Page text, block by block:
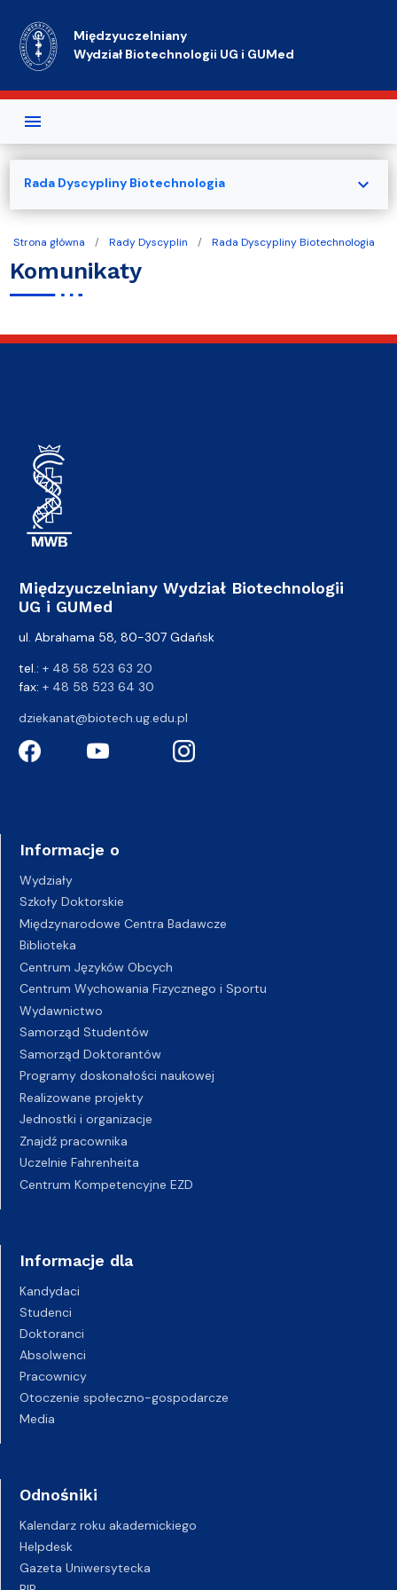
Międzyuczelniany
Wydział Biotechnologii UG i GUMed
Strona główna Rady Dyscyplin Rada Dyscypliny Biotechnologia
Komunikaty
Rada Dyscypliny Biotechnologia expand_more
Międzyuczelniany Wydział Biotechnologii
UG i GUMed
ul. Abrahama 58, 80-307 Gdańsk
tel.: + 48 58 523 63 20
fax: + 48 58 523 64 30
dziekanat@biotech.ug.edu.pl
Informacje o
Wydziały
Szkoły Doktorskie
Międzynarodowe Centra Badawcze
Biblioteka
Centrum Języków Obcych
Centrum Wychowania Fizycznego i Sportu
Wydawnictwo
Samorząd Studentów
Samorząd Doktorantów
Programy doskonałości naukowej
Realizowane projekty
Jednostki i organizacje
Znajdź pracownika
Uczelnie Fahrenheita
Centrum Kompetencyjne EZD
Informacje dla
Kandydaci
Studenci
Doktoranci
Absolwenci
Pracownicy
Otoczenie społeczno-gospodarcze
Media
Odnośniki
Kalendarz roku akademickiego
Helpdesk
Gazeta Uniwersytecka